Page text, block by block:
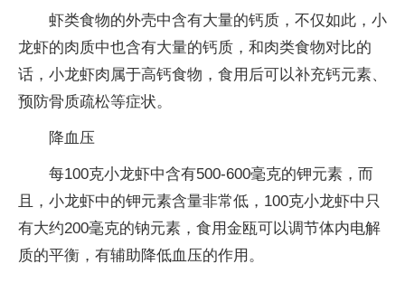
虾类食物的外壳中含有大量的钙质，不仅如此，小
龙虾的肉质中也含有大量的钙质，和肉类食物对比的
话，小龙虾肉属于高钙食物，食用后可以补充钙元素、
预防骨质疏松等症状。
降血压
每100克小龙虾中含有500-600毫克的钾元素，而
且，小龙虾中的钾元素含量非常低，100克小龙虾中只
有大约200毫克的钠元素，食用金瓯可以调节体内电解
质的平衡，有辅助降低血压的作用。